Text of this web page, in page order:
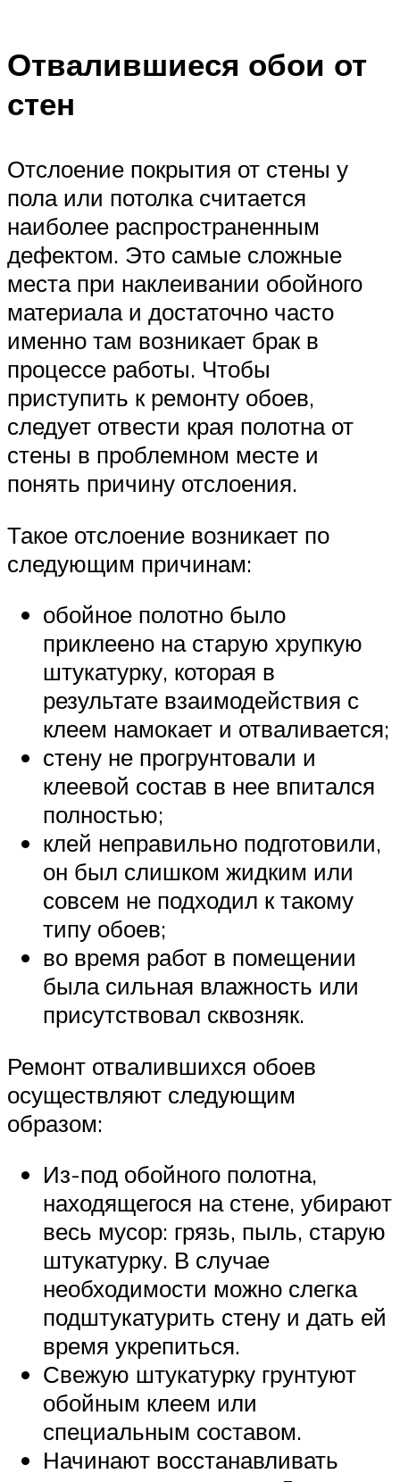
Отвалившиеся обои от
стен
Отслоение покрытия от стены у
пола или потолка считается
наиболее распространенным
дефектом. Это самые сложные
места при наклеивании обойного
материала и достаточно часто
именно там возникает брак в
процессе работы. Чтобы
приступить к ремонту обоев,
следует отвести края полотна от
стены в проблемном месте и
понять причину отслоения.
Такое отслоение возникает по
следующим причинам:
обойное полотно было
приклеено на старую хрупкую
штукатурку, которая в
результате взаимодействия с
клеем намокает и отваливается;
стену не прогрунтовали и
клеевой состав в нее впитался
полностью;
клей неправильно подготовили,
он был слишком жидким или
совсем не подходил к такому
типу обоев;
во время работ в помещении
была сильная влажность или
присутствовал сквозняк.
Ремонт отвалившихся обоев
осуществляют следующим
образом:
Из-под обойного полотна,
находящегося на стене, убирают
весь мусор: грязь, пыль, старую
штукатурку. В случае
необходимости можно слегка
подштукатурить стену и дать ей
время укрепиться.
Свежую штукатурку грунтуют
обойным клеем или
специальным составом.
Начинают восстанавливать